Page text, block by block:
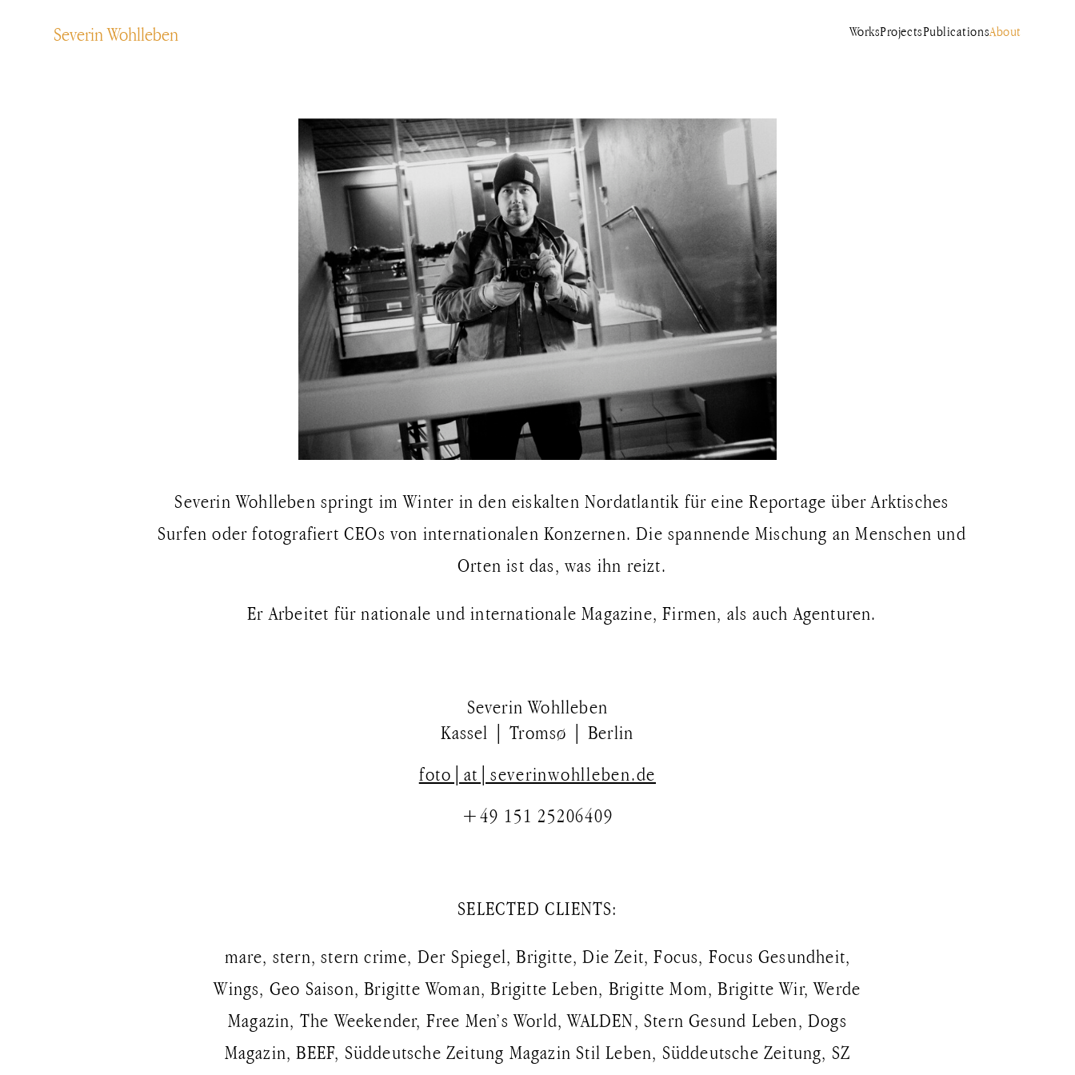
Severin Wohlleben WorksProjectsPublicationsAbout
Severin Wohlleben springt im Winter in den eiskalten Nordatlantik für eine Reportage über Arktisches
Surfen oder fotografiert CEOs von internationalen Konzernen. Die spannende Mischung an Menschen und
Orten ist das, was ihn reizt.
Er Arbeitet für nationale und internationale Magazine, Firmen, als auch Agenturen.
Severin Wohlleben
Kassel | Tromsø | Berlin
foto|at|severinwohlleben.de
+49 151 25206409
SELECTED CLIENTS:
mare, stern, stern crime, Der Spiegel, Brigitte, Die Zeit, Focus, Focus Gesundheit,
Wings, Geo Saison, Brigitte Woman, Brigitte Leben, Brigitte Mom, Brigitte Wir, Werde
Magazin, The Weekender, Free Men’s World, WALDEN, Stern Gesund Leben, Dogs
Magazin, BEEF, Süddeutsche Zeitung Magazin Stil Leben, Süddeutsche Zeitung, SZ